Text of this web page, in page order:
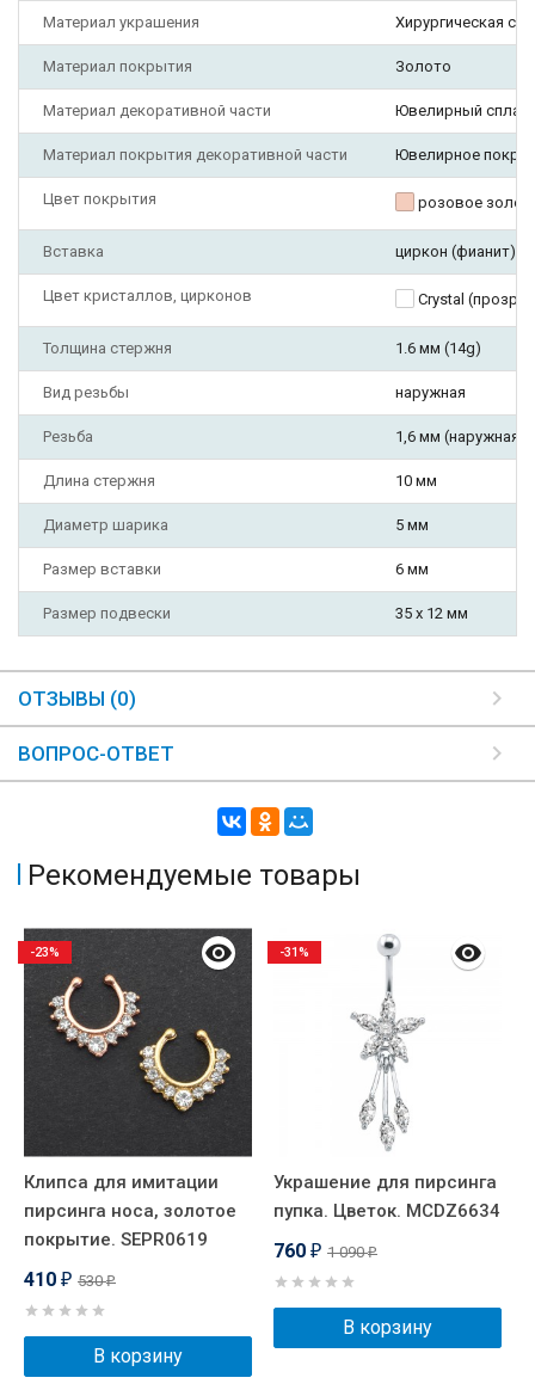
Материал украшения Хирургическая
Материал покрытия Золото
Материал декоративной части Ювелирный сплав
Материал покрытия декоративной части Ювелирное
Цвет покрытия розовое
Вставка циркон (фианит)
Цвет кристаллов, цирконов Crystal
Толщина стержня 1.6 мм (14g)
Вид резьбы наружная
Резьба 1,6 мм (наружная)
Длина стержня 10 мм
Диаметр шарика 5 мм
Размер вставки 6 мм
Размер подвески 35 х 12 мм
ОТЗЫВЫ (0)
ВОПРОС-ОТВЕТ
Рекомендуемые товары
Клипса для имитации
пирсинга носа, золотое
покрытие. SEPR0619
410 ₽ 530₽
В корзину
-23%
Украшение для пирсинга
пупка. Цветок. MCDZ6634
760 ₽ 1 090₽
В корзину
-31%